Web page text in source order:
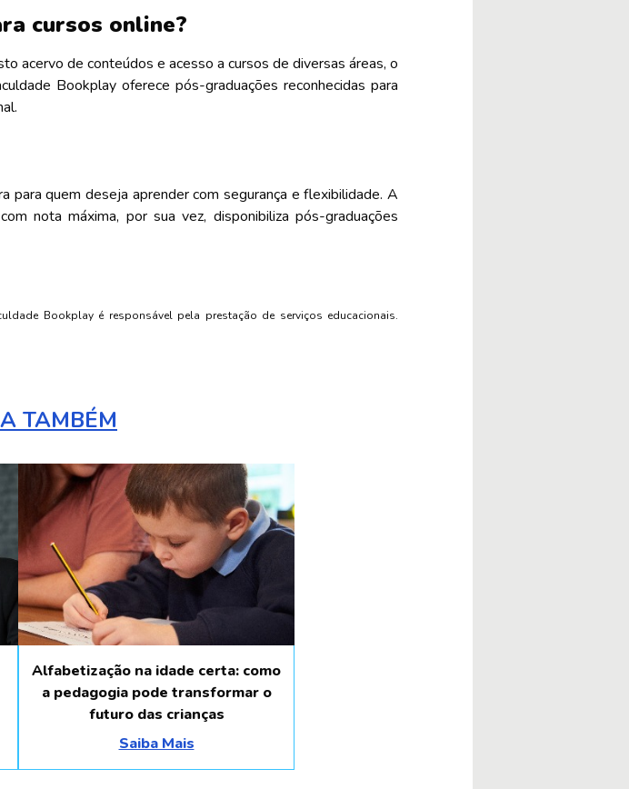
cursos online?
acervo de conteúdos e acesso a cursos de diversas áreas, o
Bookplay oferece pós-graduações reconhecidas para
quem deseja aprender com segurança e flexibilidade. A
nota máxima, por sua vez, disponibiliza pós-graduações
Bookplay é responsável pela prestação de serviços educacionais.
TAMBÉM
Alfabetização na idade certa: como
a pedagogia pode transformar o
futuro das crianças
Saiba Mais